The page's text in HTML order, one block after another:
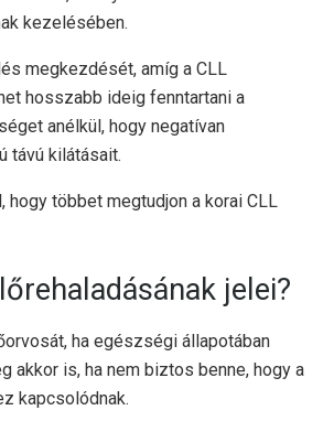
kezelésében.
megkezdését, amíg a CLL
hosszabb ideig fenntartani a
anélkül, hogy negatívan
távú kilátásait.
hogy többet megtudjon a korai CLL
jelei?
ha egészségi állapotában
akkor is, ha nem biztos benne, hogy a
kapcsolódnak.